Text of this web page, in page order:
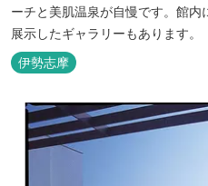
ーチと美肌温泉が自慢です。館
展示したギャラリーもあります。
伊勢志摩